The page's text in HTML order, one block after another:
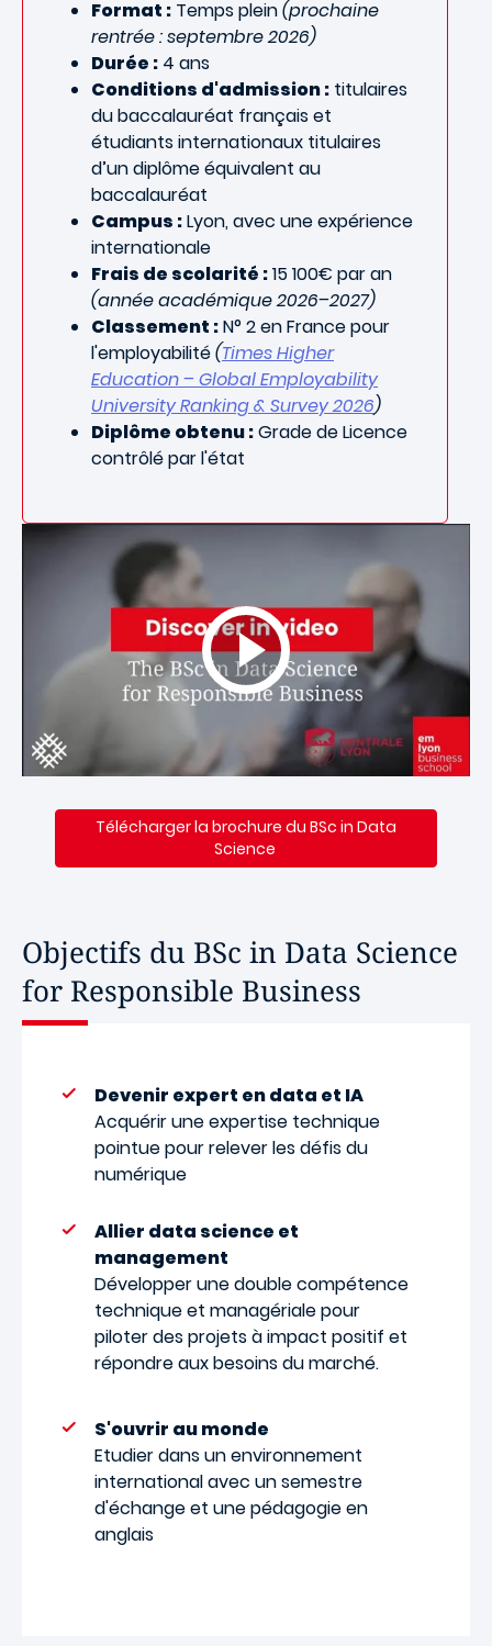
Format : Temps plein(prochaine
rentrée : septembre 2026)
Durée : 4 ans
Conditions d'admission : titulaires
du baccalauréat français et
étudiants internationaux titulaires
d’un diplôme équivalent au
baccalauréat
Campus :Lyon, avec une expérience
internationale
Frais de scolarité :15 100€ par an
(année académique 2026–2027)
Classement :N° 2 en France pour
l'employabilité(Times Higher
Education – Global Employability
University Ranking & Survey 2026)
Diplôme obtenu :Grade de Licence
contrôlé par l'état
Télécharger la brochure du BSc in Data
Science
Objectifs du BSc in Data Science
for Responsible Business
Devenir expert en data et IA
Acquérir une expertise technique
pointue pour relever les défis du
numérique
Allier data science et
management
Développer une double compétence
technique et managériale pour
piloter des projets à impact positif et
répondre aux besoins du marché.
S'ouvrir au monde
Etudier dans un environnement
international avec un semestre
d'échange et une pédagogie en
anglais